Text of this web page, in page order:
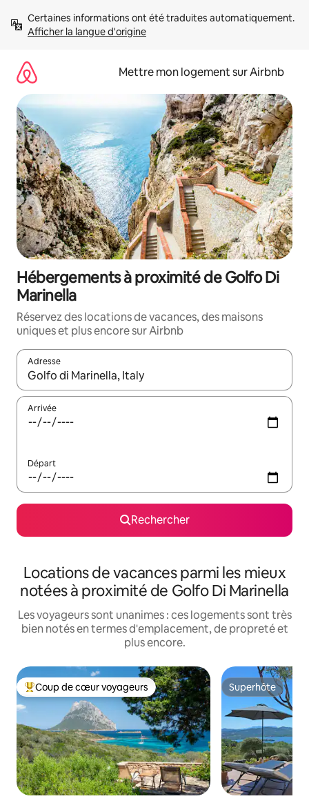
directement
Afficher la langue d'origine
Mettre mon logement sur Airbnb
Hébergements à proximité de Golfo Di
Marinella
Réservez des locations de vacances, des maisons
uniques et plus encore sur Airbnb
Adresse
Lorsque les résultats s'affichent, utilisez les flèches vers le
Arrivée
Départ
Rechercher
Locations de vacances parmi les mieux
notées à proximité de Golfo Di Marinella
Les voyageurs sont unanimes : ces logements sont très
bien notés en termes d'emplacement, de propreté et
plus encore.
Coups de cœur voyageurs les plus appréciés
Coup de cœur voyageurs Superhôte
Superhôte